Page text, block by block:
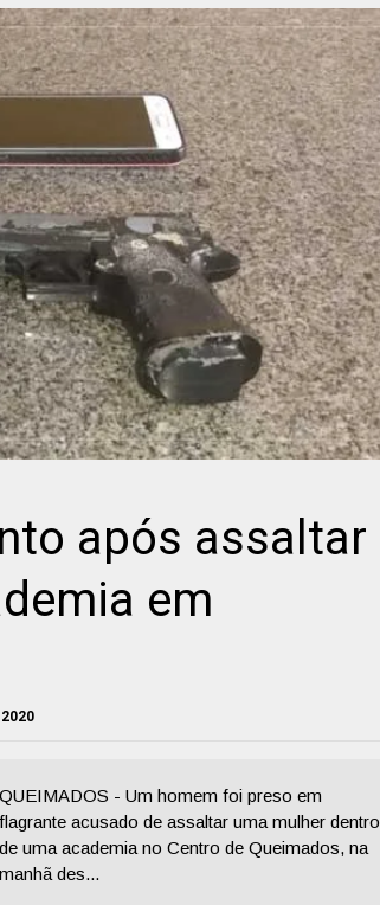
após assaltar
em
QUEIMADOS - Um homem foi preso em
flagrante acusado de assaltar uma mulher dentro
de uma academia no Centro de Queimados, na
manhã des...